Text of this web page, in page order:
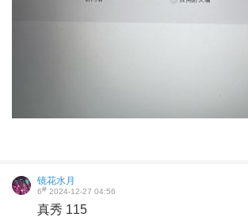
镜花水月
6# 2024-12-27 04:56
真秀 115